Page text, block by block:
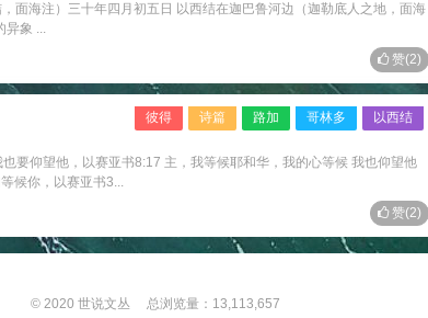
海注）三十年四月初五日 以西结在迦巴鲁河边（迦勒底人之地，面海
异象 ...
赞(2)
彼得 诗篇 路加 哥林多 以西结
要仰望他，以赛亚书8:17 主，我等候耶和华，我的心等候 我也仰望他
候你，以赛亚书3...
赞(2)
© 2020 世说文丛 总浏览量：13,113,657